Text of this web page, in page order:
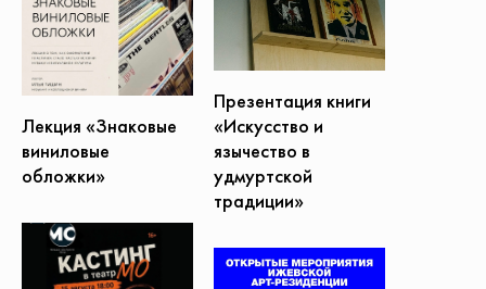
Презентация книги
«Искусство и
язычество в
удмуртской
традиции»
Лекция «Знаковые
виниловые
обложки»